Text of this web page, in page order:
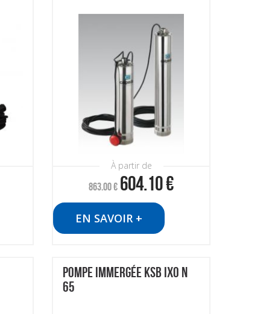
À partir de
863.00€ 604.10€
EN SAVOIR +
POMPE IMMERGÉE KSB IXO N
65